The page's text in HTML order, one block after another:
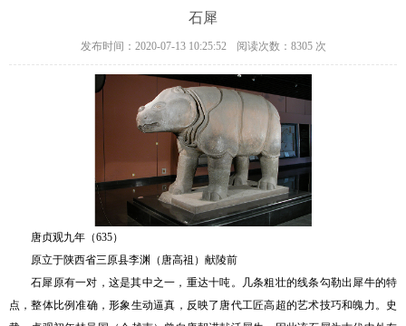
石犀
发布时间：2020-07-13 10:25:52 阅读次数： 8305 次
唐贞观九年（635）
原立于陕西省三原县李渊（唐高祖）献陵前
石犀原有一对，这是其中之一，重达十吨。几条粗壮的线条勾勒出犀牛的特
点，整体比例准确，形象生动逼真，反映了唐代工匠高超的艺术技巧和魄力。史